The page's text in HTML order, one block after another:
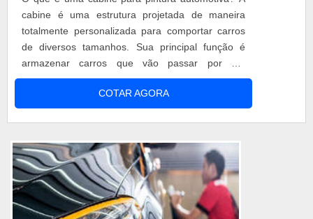
cabine é uma estrutura projetada de maneira
totalmente personalizada para comportar carros
de diversos tamanhos. Sua principal função é
armazenar carros que vão passar por um
processo de pintura. Vantagens da cabine de
pintura A cabine tem a capacidade de impedir a
contaminação dos locais com a tinta que respinga
evita a entrada de partículas na superf...
COTAR AGORA